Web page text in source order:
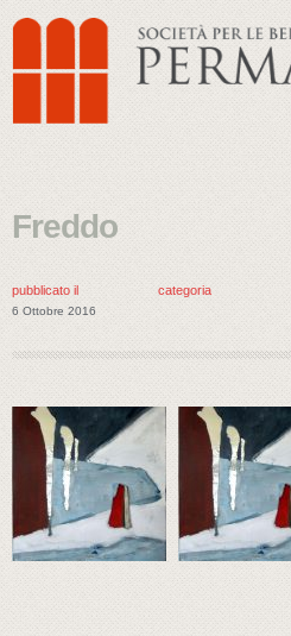
Freddo
pubblicato il
6 Ottobre 2016
categoria